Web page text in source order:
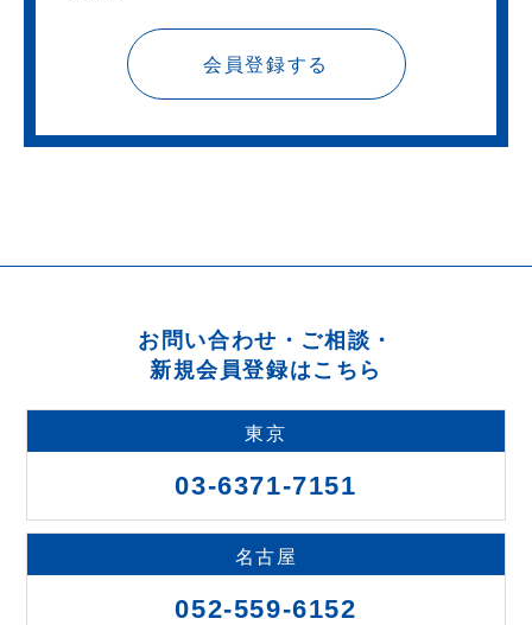
会員登録する
お問い合わせ・ご相談・
新規会員登録はこちら
東京
03-6371-7151
名古屋
052-559-6152